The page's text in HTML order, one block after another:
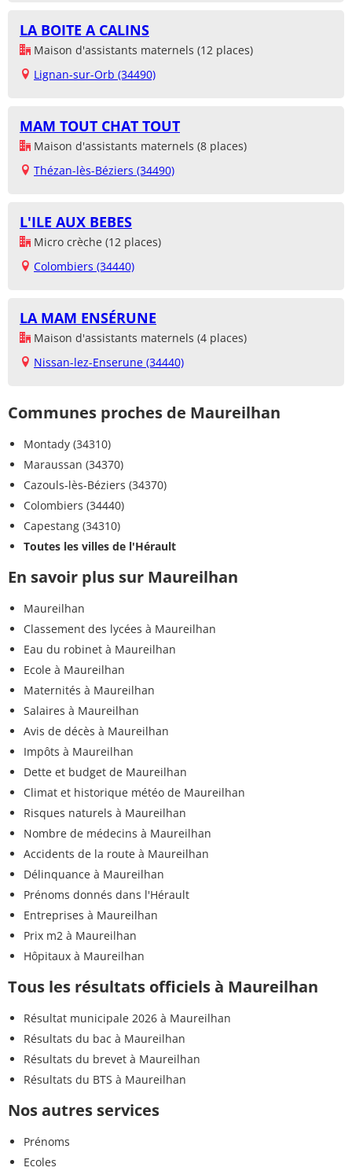
LA BOITE A CALINS
Maison d'assistants maternels (12 places)
Lignan-sur-Orb (34490)
MAM TOUT CHAT TOUT
Maison d'assistants maternels (8 places)
Thézan-lès-Béziers (34490)
L'ILE AUX BEBES
Micro crèche (12 places)
Colombiers (34440)
LA MAM ENSÉRUNE
Maison d'assistants maternels (4 places)
Nissan-lez-Enserune (34440)
Communes proches de Maureilhan
Montady (34310)
Maraussan (34370)
Cazouls-lès-Béziers (34370)
Colombiers (34440)
Capestang (34310)
Toutes les villes de l'Hérault
En savoir plus sur Maureilhan
Maureilhan
Classement des lycées à Maureilhan
Eau du robinet à Maureilhan
Ecole à Maureilhan
Maternités à Maureilhan
Salaires à Maureilhan
Avis de décès à Maureilhan
Impôts à Maureilhan
Dette et budget de Maureilhan
Climat et historique météo de Maureilhan
Risques naturels à Maureilhan
Nombre de médecins à Maureilhan
Accidents de la route à Maureilhan
Délinquance à Maureilhan
Prénoms donnés dans l'Hérault
Entreprises à Maureilhan
Prix m2 à Maureilhan
Hôpitaux à Maureilhan
Tous les résultats officiels à Maureilhan
Résultat municipale 2026 à Maureilhan
Résultats du bac à Maureilhan
Résultats du brevet à Maureilhan
Résultats du BTS à Maureilhan
Nos autres services
Prénoms
Ecoles